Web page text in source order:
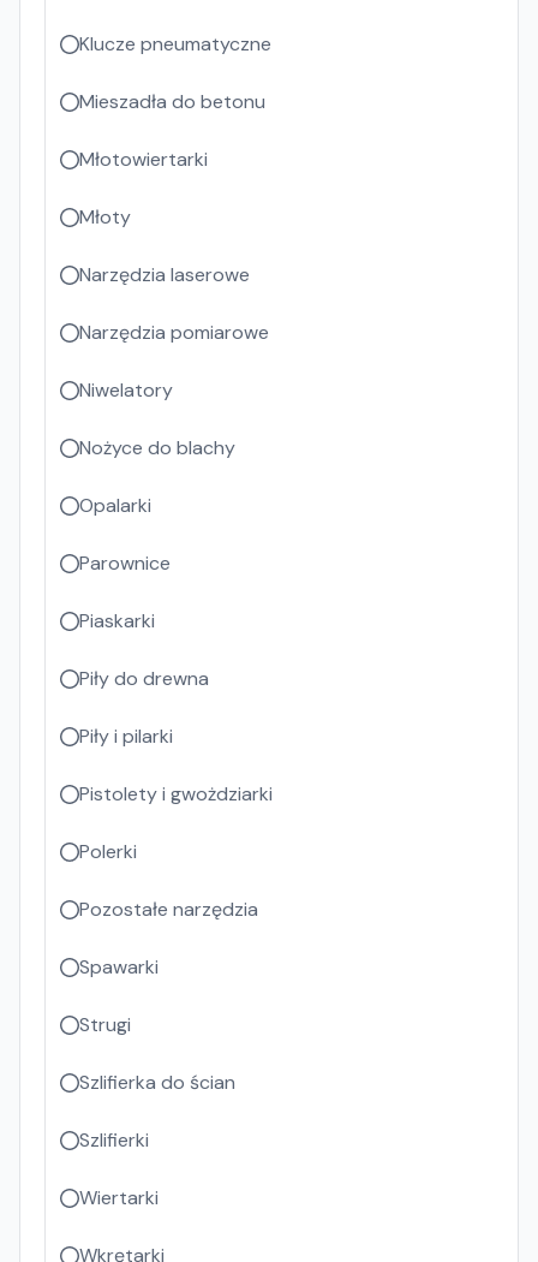
Klucze pneumatyczne
Mieszadła do betonu
Młotowiertarki
Młoty
Narzędzia laserowe
Narzędzia pomiarowe
Niwelatory
Nożyce do blachy
Opalarki
Parownice
Piaskarki
Piły do drewna
Piły i pilarki
Pistolety i gwożdziarki
Polerki
Pozostałe narzędzia
Spawarki
Strugi
Szlifierka do ścian
Szlifierki
Wiertarki
Wkrętarki